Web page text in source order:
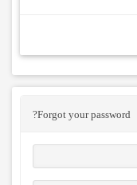
Forgot your password?